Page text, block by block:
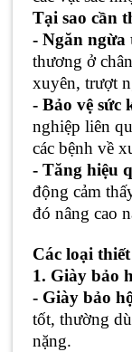
Tại sao cần
- Ngăn ngừa
thương ở
xuyên, trượt
- Bảo vệ sức
nghiệp liên
các bệnh về
- Tăng hiệu
động cảm
đó nâng cao
Các loại
1. Giày bảo
- Giày bảo
tốt, thường
nặng.